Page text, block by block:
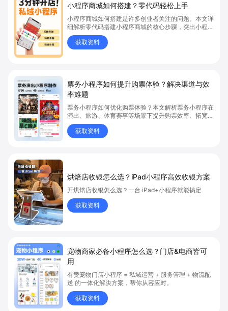
小程序商城如何搭建？零代码轻松上手
小程序商城如何搭建是许多创业者关注的问题。本文详
细解析零代码搭建小程序商城的核心步骤，突出小程序
商城、商城搭建与零代码开店优势，帮助你轻松实现商
品上架、全渠道销售及高效会员运营，快速开启线上卖
货新模式。点击获取详细操作指南！
获取资料
票务小程序如何提升购票体验？解决渠道与效
率难题
票务小程序如何优化购票体验？本文解析票务小程序在
演出、旅游、体育赛事等场景下提升购票效率、拓宽销
售渠道、实现会员精准营销的具体方式。关键词包括
“票务小程序”、“购票体验”、“购票效率”。
获取资料
烘焙店收银怎么选？iPad小程序高效收银方案
开烘焙店收银怎么选？一台 iPad+小程序就能搞定
获取资料
宠物商家必备小程序怎么选？门店&电商皆可
用
有赞宠物门店小程序 = 私域运营 + 服务管理 + 物流配
送 的一体化解决方案，帮你从容应对。
获取资料